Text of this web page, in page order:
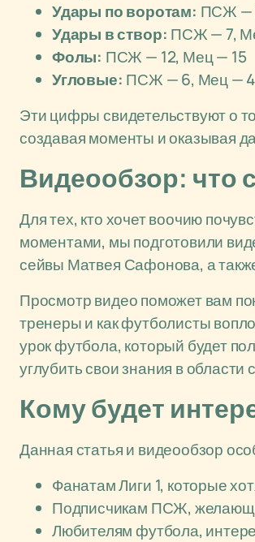
Удары по воротам: ПСЖ —
Удары в створ: ПСЖ — 7,
Фолы: ПСЖ — 12, Мец — 15
Угловые: ПСЖ — 6, Мец — 4
Эти цифры свидетельствуют о
создавая моменты и оказывая
Видеообзор: что
Для тех, кто хочет воочию
моментами, мы подготовили
сейвы Матвея Сафонова, а
Просмотр видео поможет вам
тренеры и как футболисты
урок футбола, который будет
углубить свои знания в области
Кому будет
Данная статья и видеообзор
Фанатам Лиги 1, которые
Подписчикам ПСЖ,
Любителям футбола,